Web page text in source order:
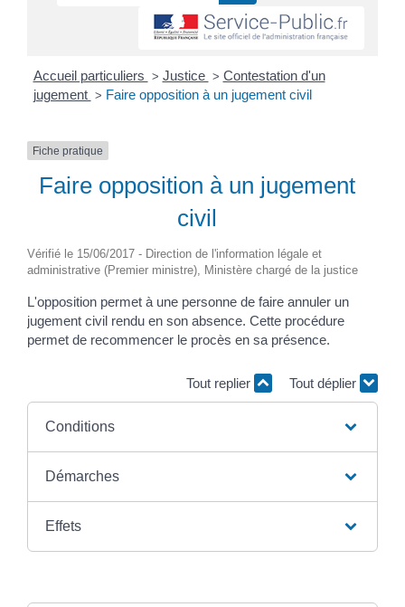
Accueil particuliers > Justice > Contestation d'un
jugement > Faire opposition à un jugement civil
Fiche pratique
Faire opposition à un jugement
civil
Vérifié le 15/06/2017 - Direction de l'information légale et
administrative (Premier ministre), Ministère chargé de la justice
L'opposition permet à une personne de faire annuler un
jugement civil rendu en son absence. Cette procédure
permet de recommencer le procès en sa présence.
Tout replier Tout déplier
Conditions
Démarches
Effets